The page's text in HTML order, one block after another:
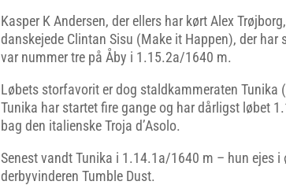
Kasper K Andersen, der ellers har kørt Alex
danskejede Clintan Sisu (Make it Happen), der har
var nummer tre på Åby i 1.15.2a/1640 m.
Løbets storfavorit er dog staldkammeraten Tunika
Tunika har startet fire gange og har dårligst løbet
bag den italienske Troja d’Asolo.
Senest vandt Tunika i 1.14.1a/1640 m – hun ejes
derbyvinderen Tumble Dust.